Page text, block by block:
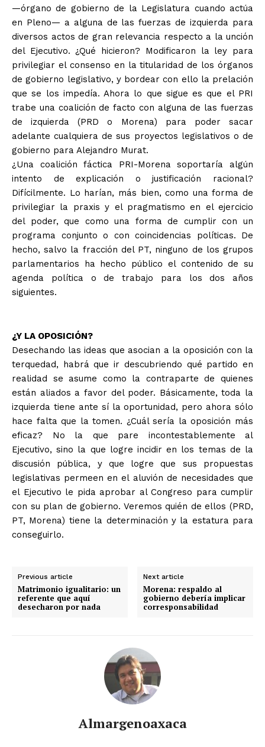
—órgano de gobierno de la Legislatura cuando actúa
en Pleno— a alguna de las fuerzas de izquierda para
diversos actos de gran relevancia respecto a la unción
del Ejecutivo. ¿Qué hicieron? Modificaron la ley para
privilegiar el consenso en la titularidad de los órganos
de gobierno legislativo, y bordear con ello la prelación
que se los impedía. Ahora lo que sigue es que el PRI
trabe una coalición de facto con alguna de las fuerzas
de izquierda (PRD o Morena) para poder sacar
adelante cualquiera de sus proyectos legislativos o de
gobierno para Alejandro Murat.
¿Una coalición fáctica PRI-Morena soportaría algún
intento de explicación o justificación racional?
Difícilmente. Lo harían, más bien, como una forma de
privilegiar la praxis y el pragmatismo en el ejercicio
del poder, que como una forma de cumplir con un
programa conjunto o con coincidencias políticas. De
hecho, salvo la fracción del PT, ninguno de los grupos
parlamentarios ha hecho público el contenido de su
agenda política o de trabajo para los dos años
siguientes.
¿Y LA OPOSICIÓN?
Desechando las ideas que asocian a la oposición con la
terquedad, habrá que ir descubriendo qué partido en
realidad se asume como la contraparte de quienes
están aliados a favor del poder. Básicamente, toda la
izquierda tiene ante sí la oportunidad, pero ahora sólo
hace falta que la tomen. ¿Cuál sería la oposición más
eficaz? No la que pare incontestablemente al
Ejecutivo, sino la que logre incidir en los temas de la
discusión pública, y que logre que sus propuestas
legislativas permeen en el aluvión de necesidades que
el Ejecutivo le pida aprobar al Congreso para cumplir
con su plan de gobierno. Veremos quién de ellos (PRD,
PT, Morena) tiene la determinación y la estatura para
conseguirlo.
Previous article
Matrimonio igualitario: un
referente que aquí
desecharon por nada
Next article
Morena: respaldo al
gobierno debería implicar
corresponsabilidad
Almargenoaxaca